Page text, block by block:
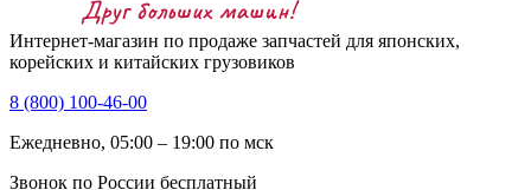
Интернет-магазин по продаже запчастей для японских,
корейских и китайских грузовиков
8 (800) 100-46-00
Ежедневно, 05:00 – 19:00 по мск
Звонок по России бесплатный